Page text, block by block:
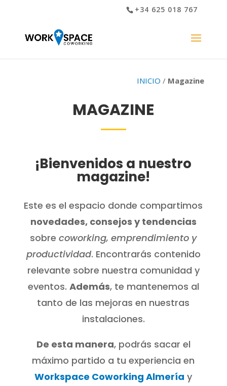
+34 625 018 767
INICIO / Magazine
MAGAZINE
¡Bienvenidos a nuestro
magazine!
Este es el espacio donde compartimos
novedades, consejos y tendencias
sobrecoworking, emprendimiento y
productividad. Encontrarás contenido
relevante sobre nuestra comunidad y
eventos. Además, te mantenemos al
tanto de las mejoras en nuestras
instalaciones.
De esta manera, podrás sacar el
máximo partido a tu experiencia en
Workspace Coworking Almería y